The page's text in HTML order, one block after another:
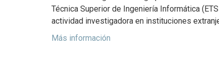
Técnica Superior de Ingeniería Informática
actividad investigadora en instituciones
Más información